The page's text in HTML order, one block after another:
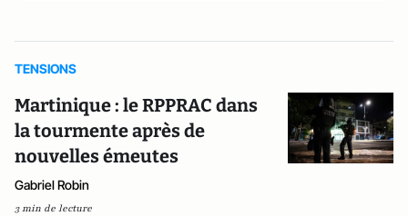
TENSIONS
Martinique : le RPPRAC dans
la tourmente après de
nouvelles émeutes
Gabriel Robin
3 min de lecture